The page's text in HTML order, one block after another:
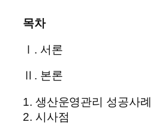
목차
Ⅰ. 서론
Ⅱ. 본론
1. 생산운영관리 성공사례
2. 시사점